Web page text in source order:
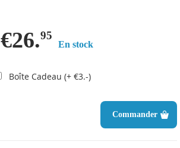
€26.95
En stock
Boîte Cadeau (+ €3.-)
Commander